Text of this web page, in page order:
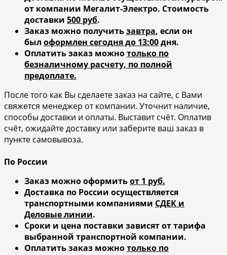
от компании Мегалит-Электро. Стоимость
доставки 500 руб.
Заказ можно получитьзавтра, если он
был оформлен сегодня до 13:00дня.
Оплатить заказ можнотолько по
безналичному расчету, по полной
предоплате.
После того как Вы сделаете заказ на сайте, с Вами
свяжется менеджер от компании. Уточнит наличие,
способы доставки и оплаты. Выставит счёт. Оплатив
счёт, ожидайте доставку или заберите ваш заказ в
пункте самовывоза.
По России
Заказ можно оформитьот 1 руб.
Доставка по России осуществляется
транспортными компаниями СДЕК и
Деловые линии.
Сроки и цена поставки зависят от тарифа
выбранной транспортной компании.
Оплатить заказ можнотолько по